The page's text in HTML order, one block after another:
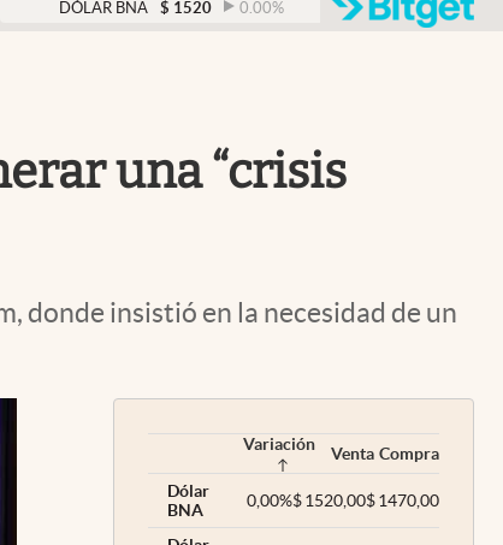
USA
BNA $ 1520 0.00% DÓLAR BLUE $ 1525
una “crisis
donde insistió en la necesidad de un
Variación Venta Compra
Dólar
BNA
0,00%$1520,00$1470,00